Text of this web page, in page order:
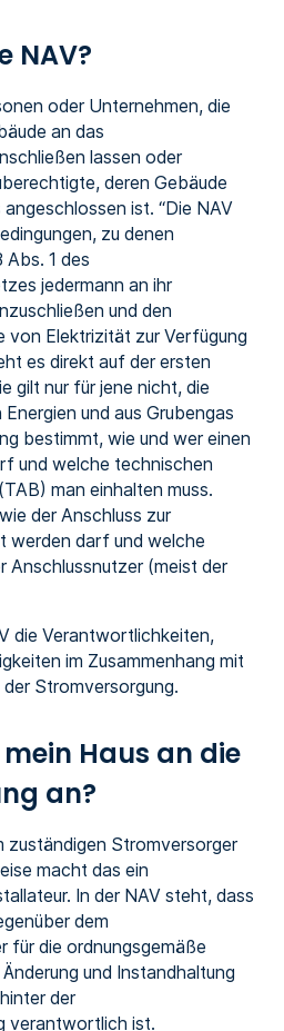
NAV?
oder Unternehmen, die
an das
lassen oder
deren Gebäude
ist. “Die NAV
zu denen
1 des
jedermann an ihr
und den
von Elektrizität zur Verfügung
es direkt auf der ersten
gilt nur für jene nicht, die
und aus Grubengas
bestimmt, wie und wer einen
und welche technischen
man einhalten muss.
der Anschluss zur
werden darf und welche
Anschlussnutzer (meist der
die Verantwortlichkeiten,
im Zusammenhang mit
Stromversorgung.
Haus an die
an?
zuständigen Stromversorger
macht das ein
In der NAV steht, dass
dem
für die ordnungsgemäße
und Instandhaltung
der
verantwortlich ist.